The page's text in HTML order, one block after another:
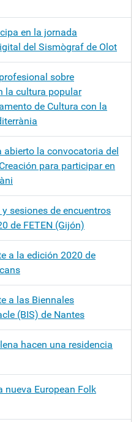
en la jornada
del Sismògraf de Olot
sobre
la cultura popular
de Cultura con la
abierto la convocatoria del
para participar en
y sesiones de encuentros
de FETEN (Gijón)
a la edición 2020 de
a las Biennales
(BIS) de Nantes
hacen una residencia
nueva European Folk